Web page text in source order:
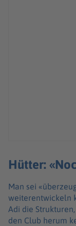
Hütter:
Man sei
weiterentwickeln
Adi die
den Club herum